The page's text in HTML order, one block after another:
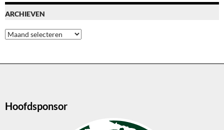
ARCHIEVEN
Archieven
Hoofdsponsor